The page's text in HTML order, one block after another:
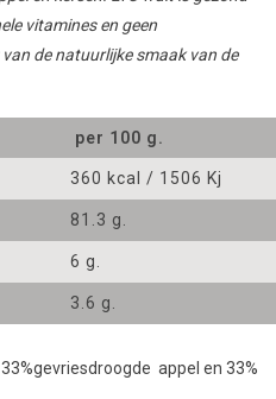
vitamines en geen
van de natuurlijke smaak van de
per 100 g.
360 kcal / 1506 Kj
81.3 g.
6 g.
3.6 g.
gevriesdroogde appel en 33%